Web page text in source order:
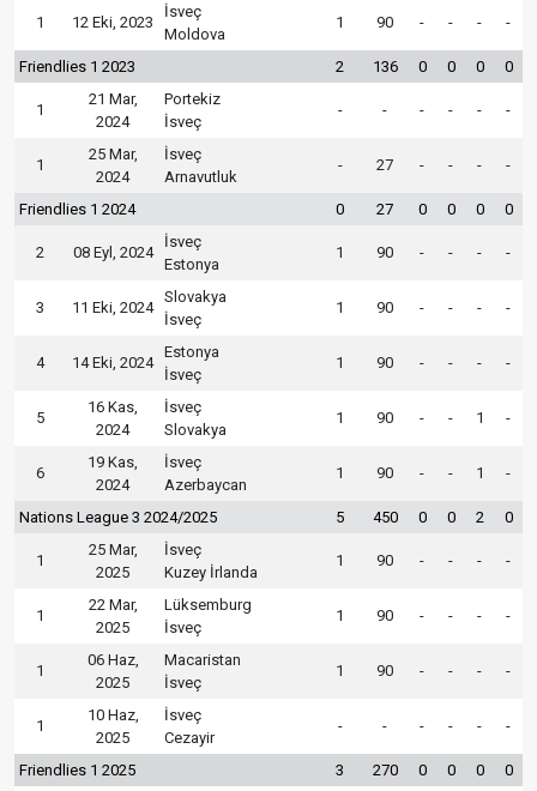
1 12 Eki, 2023
İsveç
Moldova
1 90 - - - -
Friendlies 1 2023 2 136 0 0 0 0
1
21 Mar,
2024
Portekiz
İsveç
- - - - - -
1
25 Mar,
2024
İsveç
Arnavutluk
- 27 - - - -
Friendlies 1 2024 0 27 0 0 0 0
2 08 Eyl, 2024
İsveç
Estonya
1 90 - - - -
3 11 Eki, 2024
Slovakya
İsveç
1 90 - - - -
4 14 Eki, 2024
Estonya
İsveç
1 90 - - - -
5
16 Kas,
2024
İsveç
Slovakya
1 90 - - 1 -
6
19 Kas,
2024
İsveç
Azerbaycan
1 90 - - 1 -
Nations League 3 2024/2025 5 450 0 0 2 0
1
25 Mar,
2025
İsveç
Kuzey İrlanda
1 90 - - - -
1
22 Mar,
2025
Lüksemburg
İsveç
1 90 - - - -
1
06 Haz,
2025
Macaristan
İsveç
1 90 - - - -
1
10 Haz,
2025
İsveç
Cezayir
- - - - - -
Friendlies 1 2025 3 270 0 0 0 0